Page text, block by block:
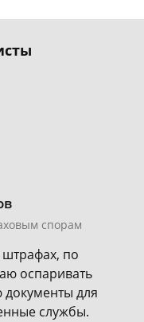
спорам
по
оспаривать
для
службы.